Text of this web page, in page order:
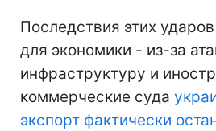
Последствия этих
для экономики - из-за
инфраструктуру и
коммерческие суда
экспорт фактически